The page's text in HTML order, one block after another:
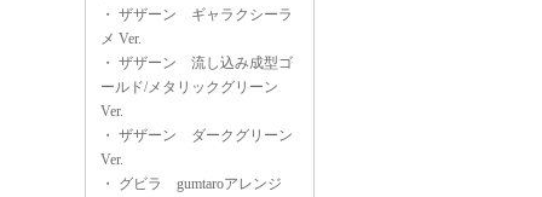
・ ザザーン ギャラクシーラ
メ Ver.
・ ザザーン 流し込み成型ゴ
ールド/メタリックグリーン
Ver.
・ ザザーン ダークグリーン
Ver.
・ グビラ gumtaroアレンジ